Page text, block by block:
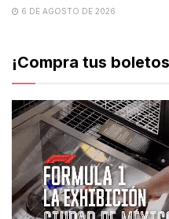
6 DE AGOSTO DE 2026
¡Compra tus